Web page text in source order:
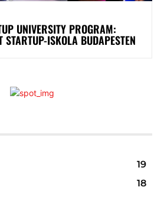
UNIVERSITY PROGRAM:
STARTUP-ISKOLA BUDAPESTEN
19
18